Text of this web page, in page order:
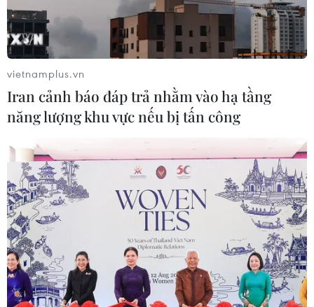
vietnamplus.vn
Iran cảnh báo đáp trả nhằm vào hạ tầng
năng lượng khu vực nếu bị tấn công